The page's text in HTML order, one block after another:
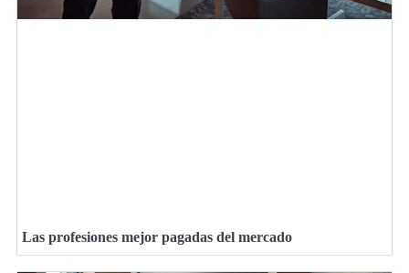
Las profesiones mejor pagadas del mercado